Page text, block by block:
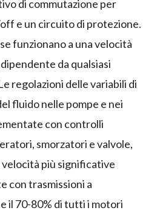
di commutazione per
e un circuito di protezione.
funzionano a una velocità
da qualsiasi
regolazioni delle variabili di
fluido nelle pompe e nei
con controlli
smorzatori e valvole,
più significative
con trasmissioni a
il 70-80% di tutti i motori